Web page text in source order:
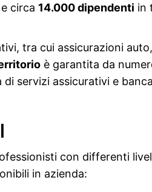
e circa 14.000 dipendenti in
tra cui assicurazioni
è garantita da
di servizi assicurativi e
con differenti
in azienda: